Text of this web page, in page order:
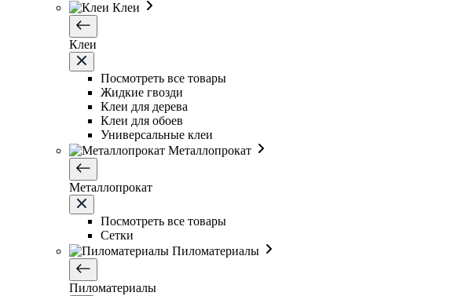
Клеи
Клеи
Посмотреть все товары
Жидкие гвозди
Клеи для дерева
Клеи для обоев
Универсальные клеи
Металлопрокат
Металлопрокат
Посмотреть все товары
Сетки
Пиломатериалы
Пиломатериалы